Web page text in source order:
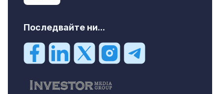
Последвайте ни...